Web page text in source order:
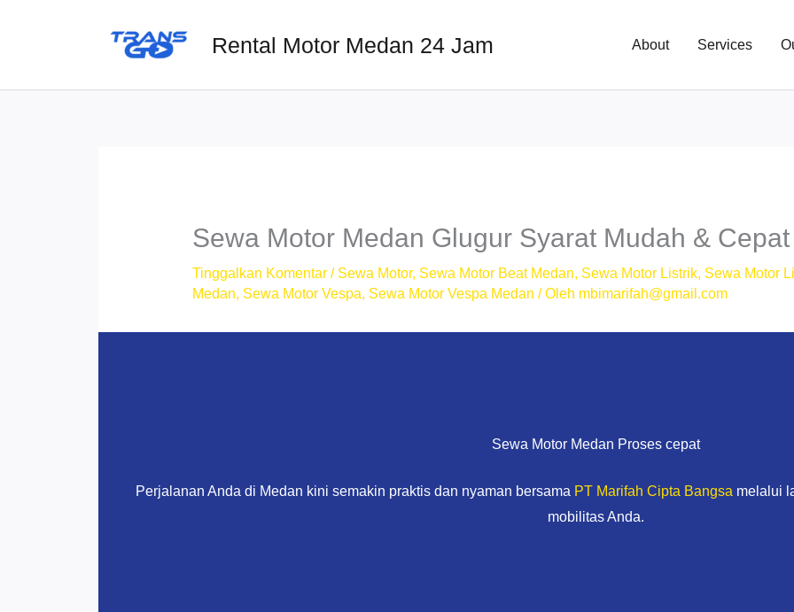
Rental Motor Medan 24 Jam About Services
Sewa Motor Medan Glugur Syarat Mudah & Cepat
Tinggalkan Komentar / Sewa Motor, Sewa Motor Beat Medan, Sewa Motor Listrik, Sewa Motor
Medan, Sewa Motor Vespa, Sewa Motor Vespa Medan / Oleh mbimarifah@gmail.com
Sewa Motor Medan Proses cepat
Perjalanan Anda di Medan kini semakin praktis dan nyaman bersama PT Marifah Cipta Bangsa melalui
mobilitas Anda.